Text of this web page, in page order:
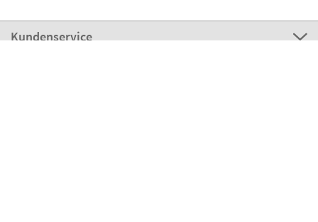
Kundenservice